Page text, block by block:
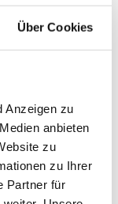
Über Cookies
Anzeigen zu
anbieten
zu
zu Ihrer
Partner für
U16 Pony
der U16
sind
in der
U21 in
in der